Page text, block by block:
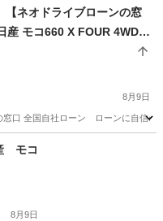
ネオドライブローンの窓
モコ660 X FOUR 4WD
社分割 債務整理 自己破
8月9日
窓口 全国自社ローン ローンに自信
モコ
8月9日